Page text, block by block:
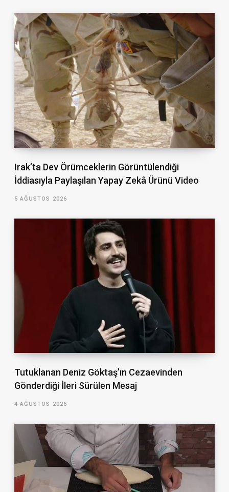
Irak’ta Dev Örümceklerin Görüntülendiği
İddiasıyla Paylaşılan Yapay Zekâ Ürünü Video
5 AĞUSTOS 2026
Tutuklanan Deniz Göktaş’ın Cezaevinden
Gönderdiği İleri Sürülen Mesaj
4 AĞUSTOS 2026